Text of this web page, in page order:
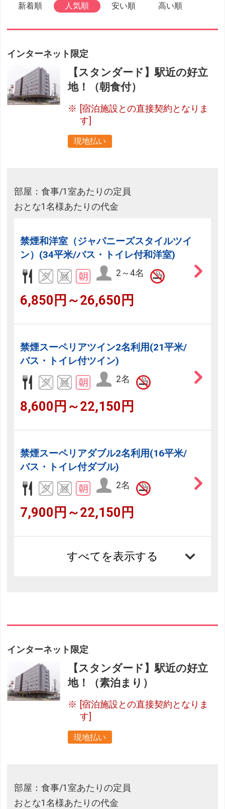
新着順 人気順 安い順 高い順
インターネット限定
【スタンダード】駅近の好立
地！（朝食付）
[宿泊施設との直接契約となりま
す]
現地払い
部屋：食事/1室あたりの定員
おとな1名様あたりの代金
禁煙和洋室（ジャパニーズスタイルツイ
ン）(34平米/バス・トイレ付和洋室)
2～4名
6,850円～26,650円
禁煙スーペリアツイン2名利用(21平米/
バス・トイレ付ツイン)
2名
8,600円～22,150円
禁煙スーペリアダブル2名利用(16平米/
バス・トイレ付ダブル)
2名
7,900円～22,150円
すべてを表示する
インターネット限定
【スタンダード】駅近の好立
地！（素泊まり）
[宿泊施設との直接契約となりま
す]
現地払い
部屋：食事/1室あたりの定員
おとな1名様あたりの代金